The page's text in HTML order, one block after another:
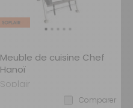
Meuble de cuisine Chef
Hanoï
Soplair
Comparer